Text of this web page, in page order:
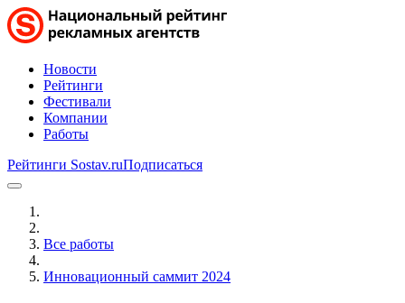
Новости
Рейтинги
Фестивали
Компании
Работы
Рейтинги Sostav.ruПодписаться
Все работы
Инновационный саммит 2024